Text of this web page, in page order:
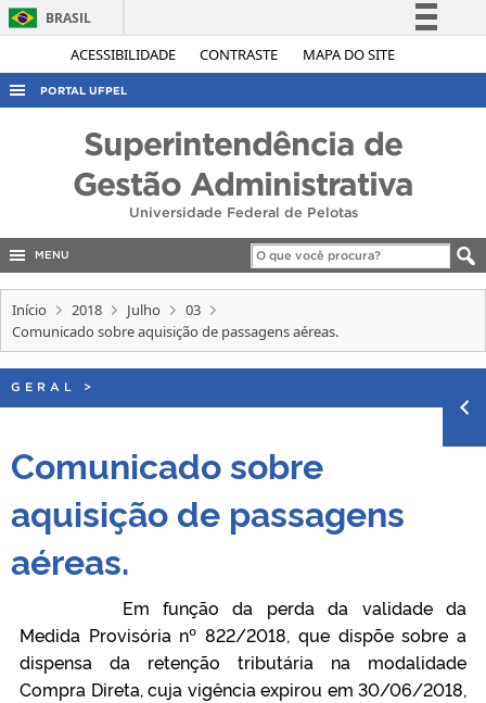
ACESSIBILIDADE CONTRASTE MAPA DO SITE
BRASIL
Simplifique!
Acesso à informação
Legislação
Canais
PORTAL UFPEL
CONCURSOS
EDITAIS
INTERNACIONAL
OUVIDORIA
PORTARIAS
Superintendência de
Gestão Administrativa
Universidade Federal de Pelotas
MENU
Início 2018 Julho
03
Comunicado sobre aquisição de passagens aéreas.
GERAL >
Comunicado sobre
aquisição de passagens
aéreas.
Em função da perda da validade da
Medida Provisória nº 822/2018, que dispõe sobre a
dispensa da retenção tributária na modalidade
Compra Direta, cuja vigência expirou em 30/06/2018,